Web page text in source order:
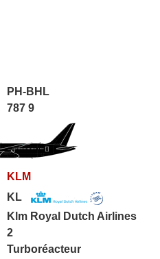
PH-BHL
787 9
KLM
KL
Klm Royal Dutch Airlines
2
Turboréacteur